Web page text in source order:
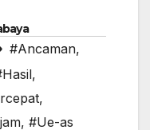
#Ancaman,
,
,
, #Ue-as